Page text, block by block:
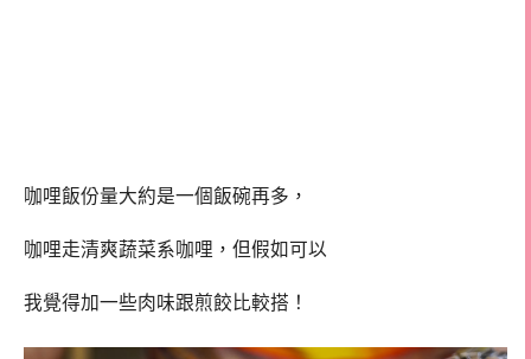
咖哩飯份量大約是一個飯碗再多，
咖哩走清爽蔬菜系咖哩，但假如可以
我覺得加一些肉味跟煎餃比較搭！